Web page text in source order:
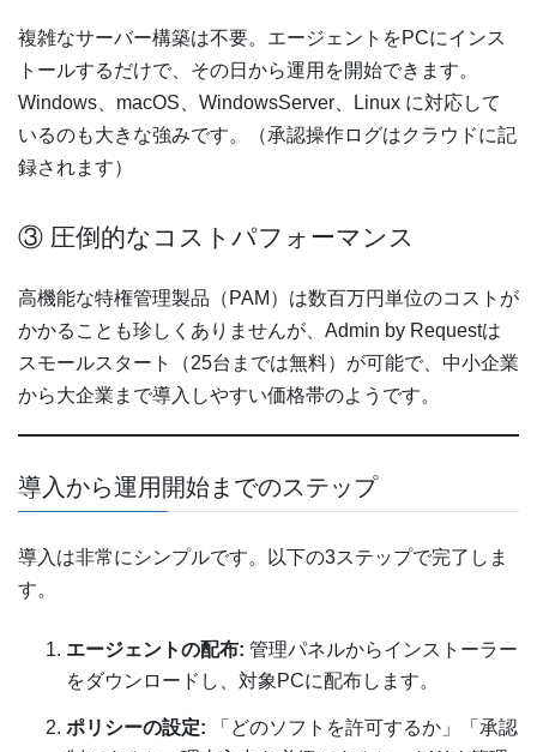
複雑なサーバー構築は不要。エージェントをPCにインス
トールするだけで、その日から運用を開始できます。
Windows、macOS、WindowsServer、Linux に対応して
いるのも大きな強みです。（承認操作ログはクラウドに記
録されます）
③ 圧倒的なコストパフォーマンス
高機能な特権管理製品（PAM）は数百万円単位のコストが
かかることも珍しくありませんが、Admin by Requestは
スモールスタート（25台までは無料）が可能で、中小企業
から大企業まで導入しやすい価格帯のようです。
導入から運用開始までのステップ
導入は非常にシンプルです。以下の3ステップで完了しま
す。
エージェントの配布: 管理パネルからインストーラー
をダウンロードし、対象PCに配布します。
ポリシーの設定: 「どのソフトを許可するか」「承認